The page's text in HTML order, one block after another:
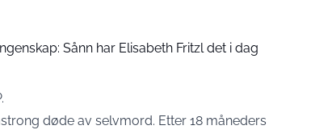
Sånn har Elisabeth Fritzl det i dag
.
døde av selvmord. Etter 18 måneders